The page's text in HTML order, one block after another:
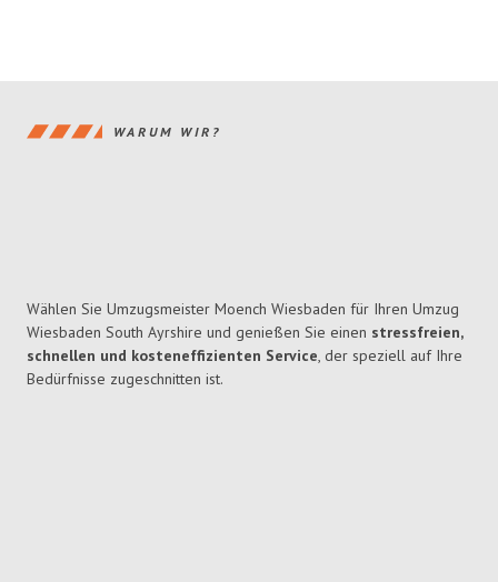
WARUM WIR?
Wählen Sie Umzugsmeister Moench Wiesbaden für Ihren Umzug
Wiesbaden South Ayrshire und genießen Sie einen stressfreien,
schnellen und kosteneffizienten Service, der speziell auf Ihre
Bedürfnisse zugeschnitten ist.